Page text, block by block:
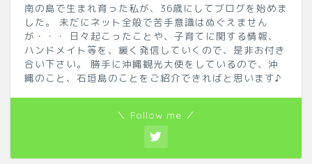
南の島で生まれ育った私が、36歳にしてブログを始めま
した。 未だにネット全般で苦手意識はぬぐえません
が・・・ 日々起こったことや、子育てに関する情報、
ハンドメイト等を、緩く発信していくので、是非お付き
合い下さい。 勝手に沖縄観光大使をしているので、沖
縄のこと、石垣島のことをご紹介できればと思います♪
＼ Follow me ／